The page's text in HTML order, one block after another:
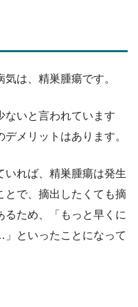
は、精巣腫瘍です。
ないと言われています
メリットはあります。
いれば、精巣腫瘍は発生
とで、摘出したくても摘
るため、「もっと早くに
といったことになって